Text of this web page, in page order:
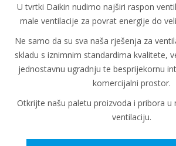
U tvrtki Daikin nudimo najširi raspon
male ventilacije za povrat energije do
Ne samo da su sva naša rješenja za
skladu s iznimnim standardima kvalitete,
jednostavnu ugradnju te besprijekornu
komercijalni prostor.
Otkrijte našu paletu proizvoda i pribora u
ventilaciju.